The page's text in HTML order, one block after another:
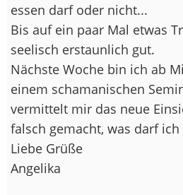
essen darf oder nicht...
Bis auf ein paar Mal etwas
seelisch erstaunlich gut.
Nächste Woche bin ich ab
einem schamanischen
vermittelt mir das neue
falsch gemacht, was darf
Liebe Grüße
Angelika